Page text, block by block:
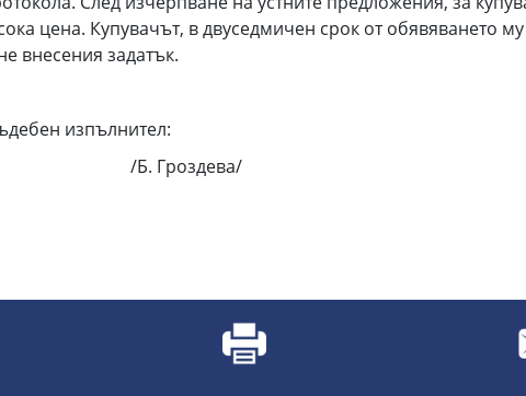
цена. Купувачът, в двуседмичен срок от обявяването му
внесения задатък.
изпълнител: